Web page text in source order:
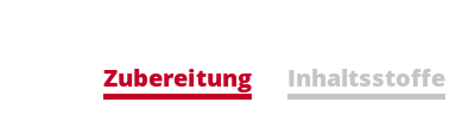
Zubereitung Inhaltsstoffe